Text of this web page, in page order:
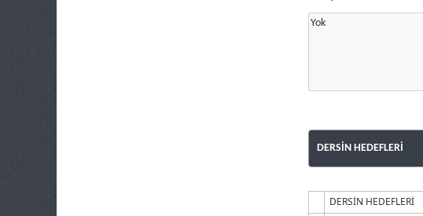
DERSİN HEDEFLERİ
DERSİN HEDEFLERİ